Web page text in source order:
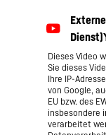
Dieses Video
Sie dieses
Ihre IP-
von Google,
EU bzw. des
insbesondere
verarbeitet